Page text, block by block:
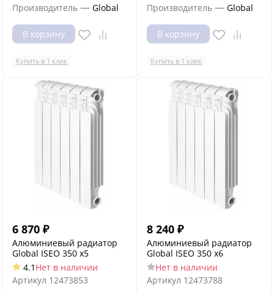
Производитель — Global
В корзину
Купить в 1 клик
Производитель — Global
В корзину
Купить в 1 клик
6 870 ₽
Алюминиевый радиатор
Global ISEO 350 x5
4.1 Нет в наличии
Артикул 12473853
8 240 ₽
Алюминиевый радиатор
Global ISEO 350 x6
Нет в наличии
Артикул 12473788